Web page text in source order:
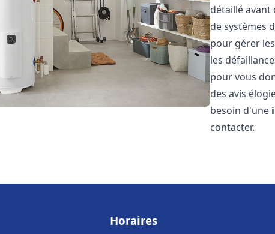
détaillé avant
de systèmes
pour gérer
les
pour vous
des avis
besoin d'une
contacter.
Horaires